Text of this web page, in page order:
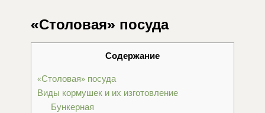
«Столовая» посуда
Содержание
«Столовая» посуда
Виды кормушек и их изготовление
Бункерная